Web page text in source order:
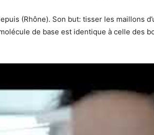
(Rhône). Son but: tisser les maillons
de base est identique à celle des